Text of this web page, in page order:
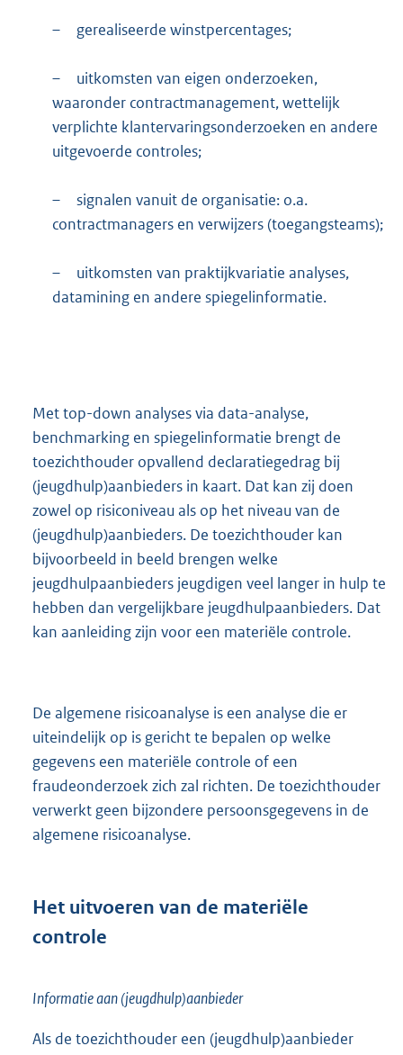
– gerealiseerde winstpercentages;
–
uitkomsten van eigen onderzoeken,
waaronder contractmanagement, wettelijk
verplichte klantervaringsonderzoeken en andere
uitgevoerde controles;
–
signalen vanuit de organisatie: o.a.
contractmanagers en verwijzers (toegangsteams);
–
uitkomsten van praktijkvariatie analyses,
datamining en andere spiegelinformatie.
Met top-down analyses via data-analyse,
benchmarking en spiegelinformatie brengt de
toezichthouder opvallend declaratiegedrag bij
(jeugdhulp)aanbieders in kaart. Dat kan zij doen
zowel op risiconiveau als op het niveau van de
(jeugdhulp)aanbieders. De toezichthouder kan
bijvoorbeeld in beeld brengen welke
jeugdhulpaanbieders jeugdigen veel langer in hulp te
hebben dan vergelijkbare jeugdhulpaanbieders. Dat
kan aanleiding zijn voor een materiële controle.
De algemene risicoanalyse is een analyse die er
uiteindelijk op is gericht te bepalen op welke
gegevens een materiële controle of een
fraudeonderzoek zich zal richten. De toezichthouder
verwerkt geen bijzondere persoonsgegevens in de
algemene risicoanalyse.
Het uitvoeren van de materiële
controle
Informatie aan (jeugdhulp)aanbieder
Als de toezichthouder een (jeugdhulp)aanbieder